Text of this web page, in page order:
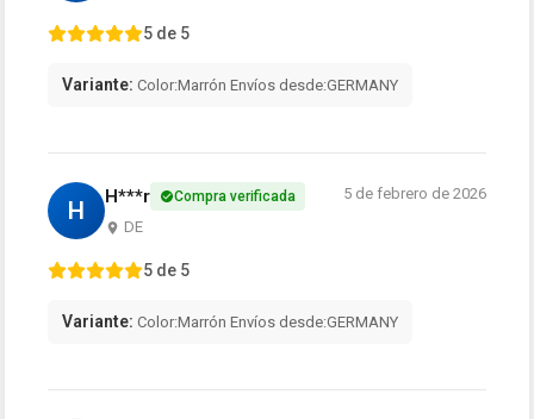
5 de 5
Variante: Color:Marrón Envíos desde:GERMANY
H H***r Compra verificada
DE
5 de febrero de 2026
5 de 5
Variante: Color:Marrón Envíos desde:GERMANY